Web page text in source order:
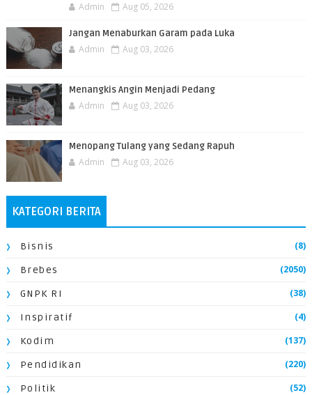
Admin Aug 05, 2026
Jangan Menaburkan Garam pada Luka
Admin Aug 03, 2026
Menangkis Angin Menjadi Pedang
Admin Aug 03, 2026
Menopang Tulang yang Sedang Rapuh
Admin Aug 03, 2026
KATEGORI BERITA
Bisnis (8)
Brebes (2050)
GNPK RI (38)
Inspiratif (4)
Kodim (137)
Pendidikan (220)
Politik (52)